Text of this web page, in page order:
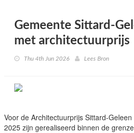
Gemeente Sittard-
met architectuurprijs
Thu 4th Jun 2026 Lees Bron
Voor de Architectuurprijs Sittard-
2025 zijn gerealiseerd binnen de